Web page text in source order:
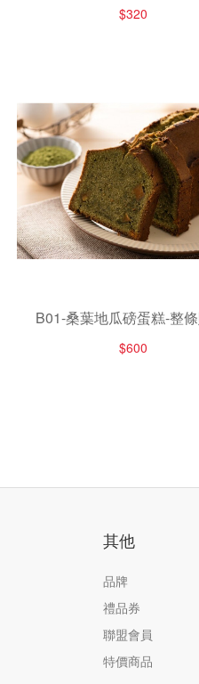
$320
B01-桑葉地瓜磅蛋糕-整條
790-800g/條
$600
其他
品牌
禮品券
聯盟會員
特價商品